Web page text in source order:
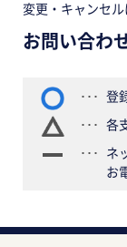
変更・キャンセ
お問い合わ
登
各
ネ
お